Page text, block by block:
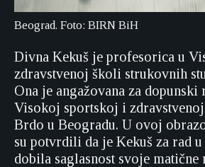
Beograd. Foto: BIRN BiH
Divna Kekuš je profesorica u
zdravstvenoj školi strukovnih
Ona je angažovana za dopunski
Visokoj sportskoj i
Brdo u Beogradu. U ovoj
su potvrdili da je Kekuš za rad
dobila saglasnost svoje matične